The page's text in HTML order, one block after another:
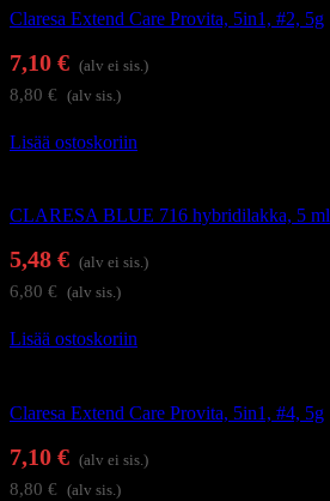
Claresa Extend Care Provita, 5in1, #2, 5g
7,10 € (alv ei sis.)
8,80 € (alv sis.)
Lisää ostoskoriin
CLARESA BLUE 716 hybridilakka, 5 ml
5,48 € (alv ei sis.)
6,80 € (alv sis.)
Lisää ostoskoriin
Claresa Extend Care Provita, 5in1, #4, 5g
7,10 € (alv ei sis.)
8,80 € (alv sis.)